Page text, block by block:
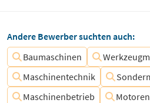
Andere Bewerber suchten auch:
Baumaschinen
Maschinentechnik
Maschinenbetrieb
Motoren